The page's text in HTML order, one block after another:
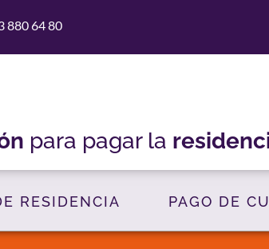
880 64 80
para pagar la
RESIDENCIA PAGO DE